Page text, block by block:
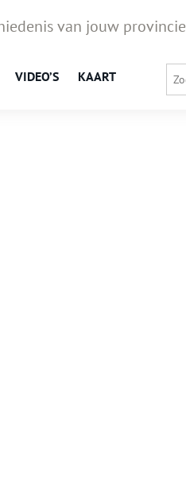
van jouw provincie
VIDEO’S KAART